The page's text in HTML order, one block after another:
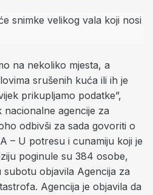
na nekoliko mjesta, a
srušenih kuća ili ih je
prikupljamo podatke”,
agencije za
odbivši za sada govoriti o
– U potresu i cunamiju koji je
poginule su 384 osobe,
objavila Agencija za
Agencija je objavila da